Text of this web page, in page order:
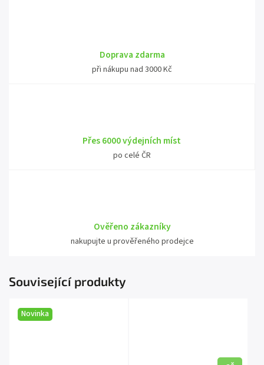
Doprava zdarma
při nákupu nad 3000 Kč
Přes 6000 výdejních míst
po celé ČR
Ověřeno zákazníky
nakupujte u prověřeného prodejce
Související produkty
Novinka